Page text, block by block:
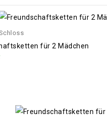
für 2 Mädchen